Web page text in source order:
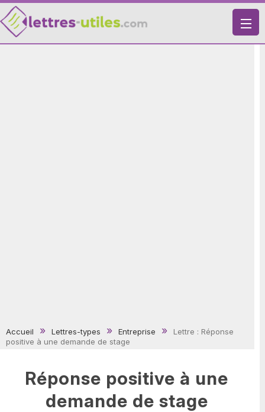
X
Accueil Lettres-types Entreprise
Lettre : Réponse
positive à une demande de stage
Réponse positive à une
demande de stage